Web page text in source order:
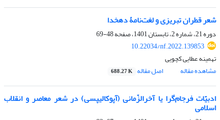
شعر قطران تبریزی و لغت‌نامۀ دهخدا
دوره 21، شماره 2، تابستان 1401، صفحه
48-69
10.22034/nf.2022.139853
تهمینه عطایی کچویی
مشاهده مقاله
اصل مقاله 688.27 K
ادبیّات فرجام‌گرا یا آخرالزّمانی (آپوکالیپسی) در شعر معاصر و انقلاب
اسلامی